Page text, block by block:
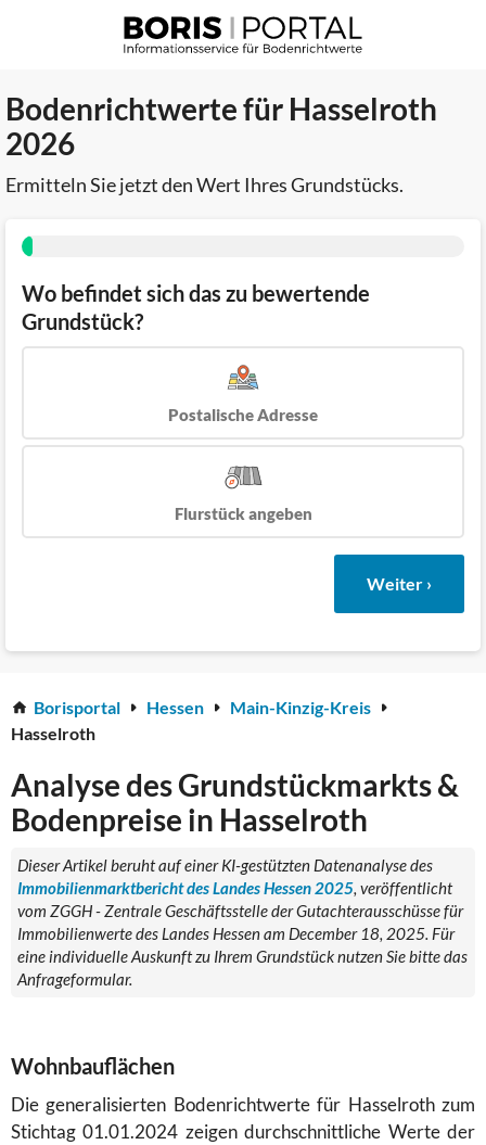
Bodenrichtwerte für Hasselroth
2026
Ermitteln Sie jetzt den Wert Ihres Grundstücks.
Wo befindet sich das zu bewertende
Grundstück?
Postalische Adresse
Flurstück angeben
Weiter ›
Borisportal Hessen
Main-Kinzig-Kreis
Hasselroth
Analyse des Grundstückmarkts &
Bodenpreise in Hasselroth
Dieser Artikel beruht auf einer KI-gestützten Datenanalyse des
Immobilienmarktbericht des Landes Hessen 2025, veröffentlicht
vom ZGGH - Zentrale Geschäftsstelle der Gutachterausschüsse für
Immobilienwerte des Landes Hessen am December 18, 2025. Für
eine individuelle Auskunft zu Ihrem Grundstück nutzen Sie bitte das
Anfrageformular.
Wohnbauflächen
Die generalisierten Bodenrichtwerte für Hasselroth zum
Stichtag 01.01.2024 zeigen durchschnittliche Werte der